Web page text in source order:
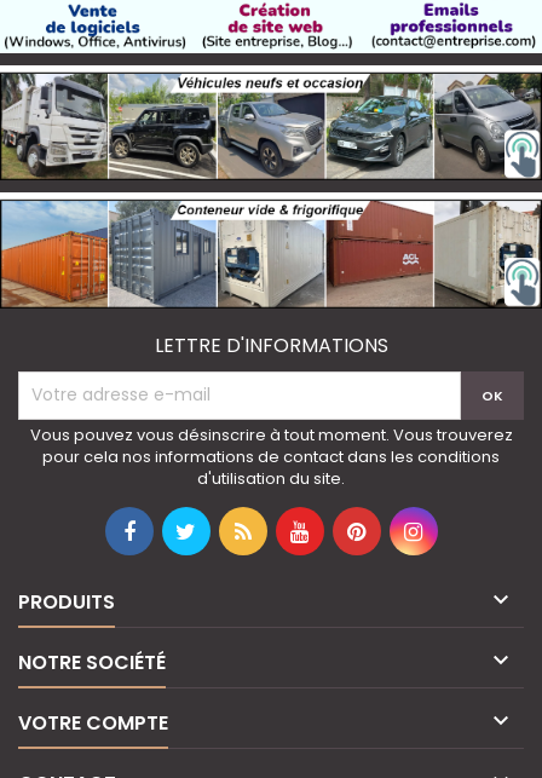
LETTRE D'INFORMATIONS
Vous pouvez vous désinscrire à tout moment. Vous trouverez
pour cela nos informations de contact dans les conditions
d'utilisation du site.
PRODUITS 
NOTRE SOCIÉTÉ 
VOTRE COMPTE 